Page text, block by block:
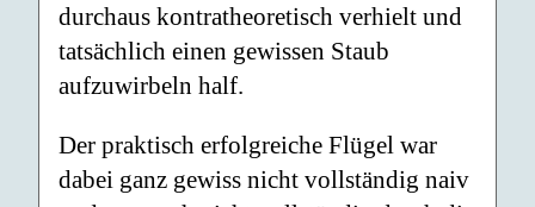
durchaus kontratheoretisch verhielt und
tatsächlich einen gewissen Staub
aufzuwirbeln half.
Der praktisch erfolgreiche Flügel war
dabei ganz gewiss nicht vollständig naiv